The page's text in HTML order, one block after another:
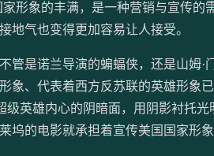
形象的丰满，是一种营销与宣传的
地气也变得更加容易让人接受。
是诺兰导演的蝙蝠侠，还是山姆·
象、代表着西方反苏联的英雄形象
级英雄内心的阴暗面，用阴影衬托光
坞的电影就承担着宣传美国国家形